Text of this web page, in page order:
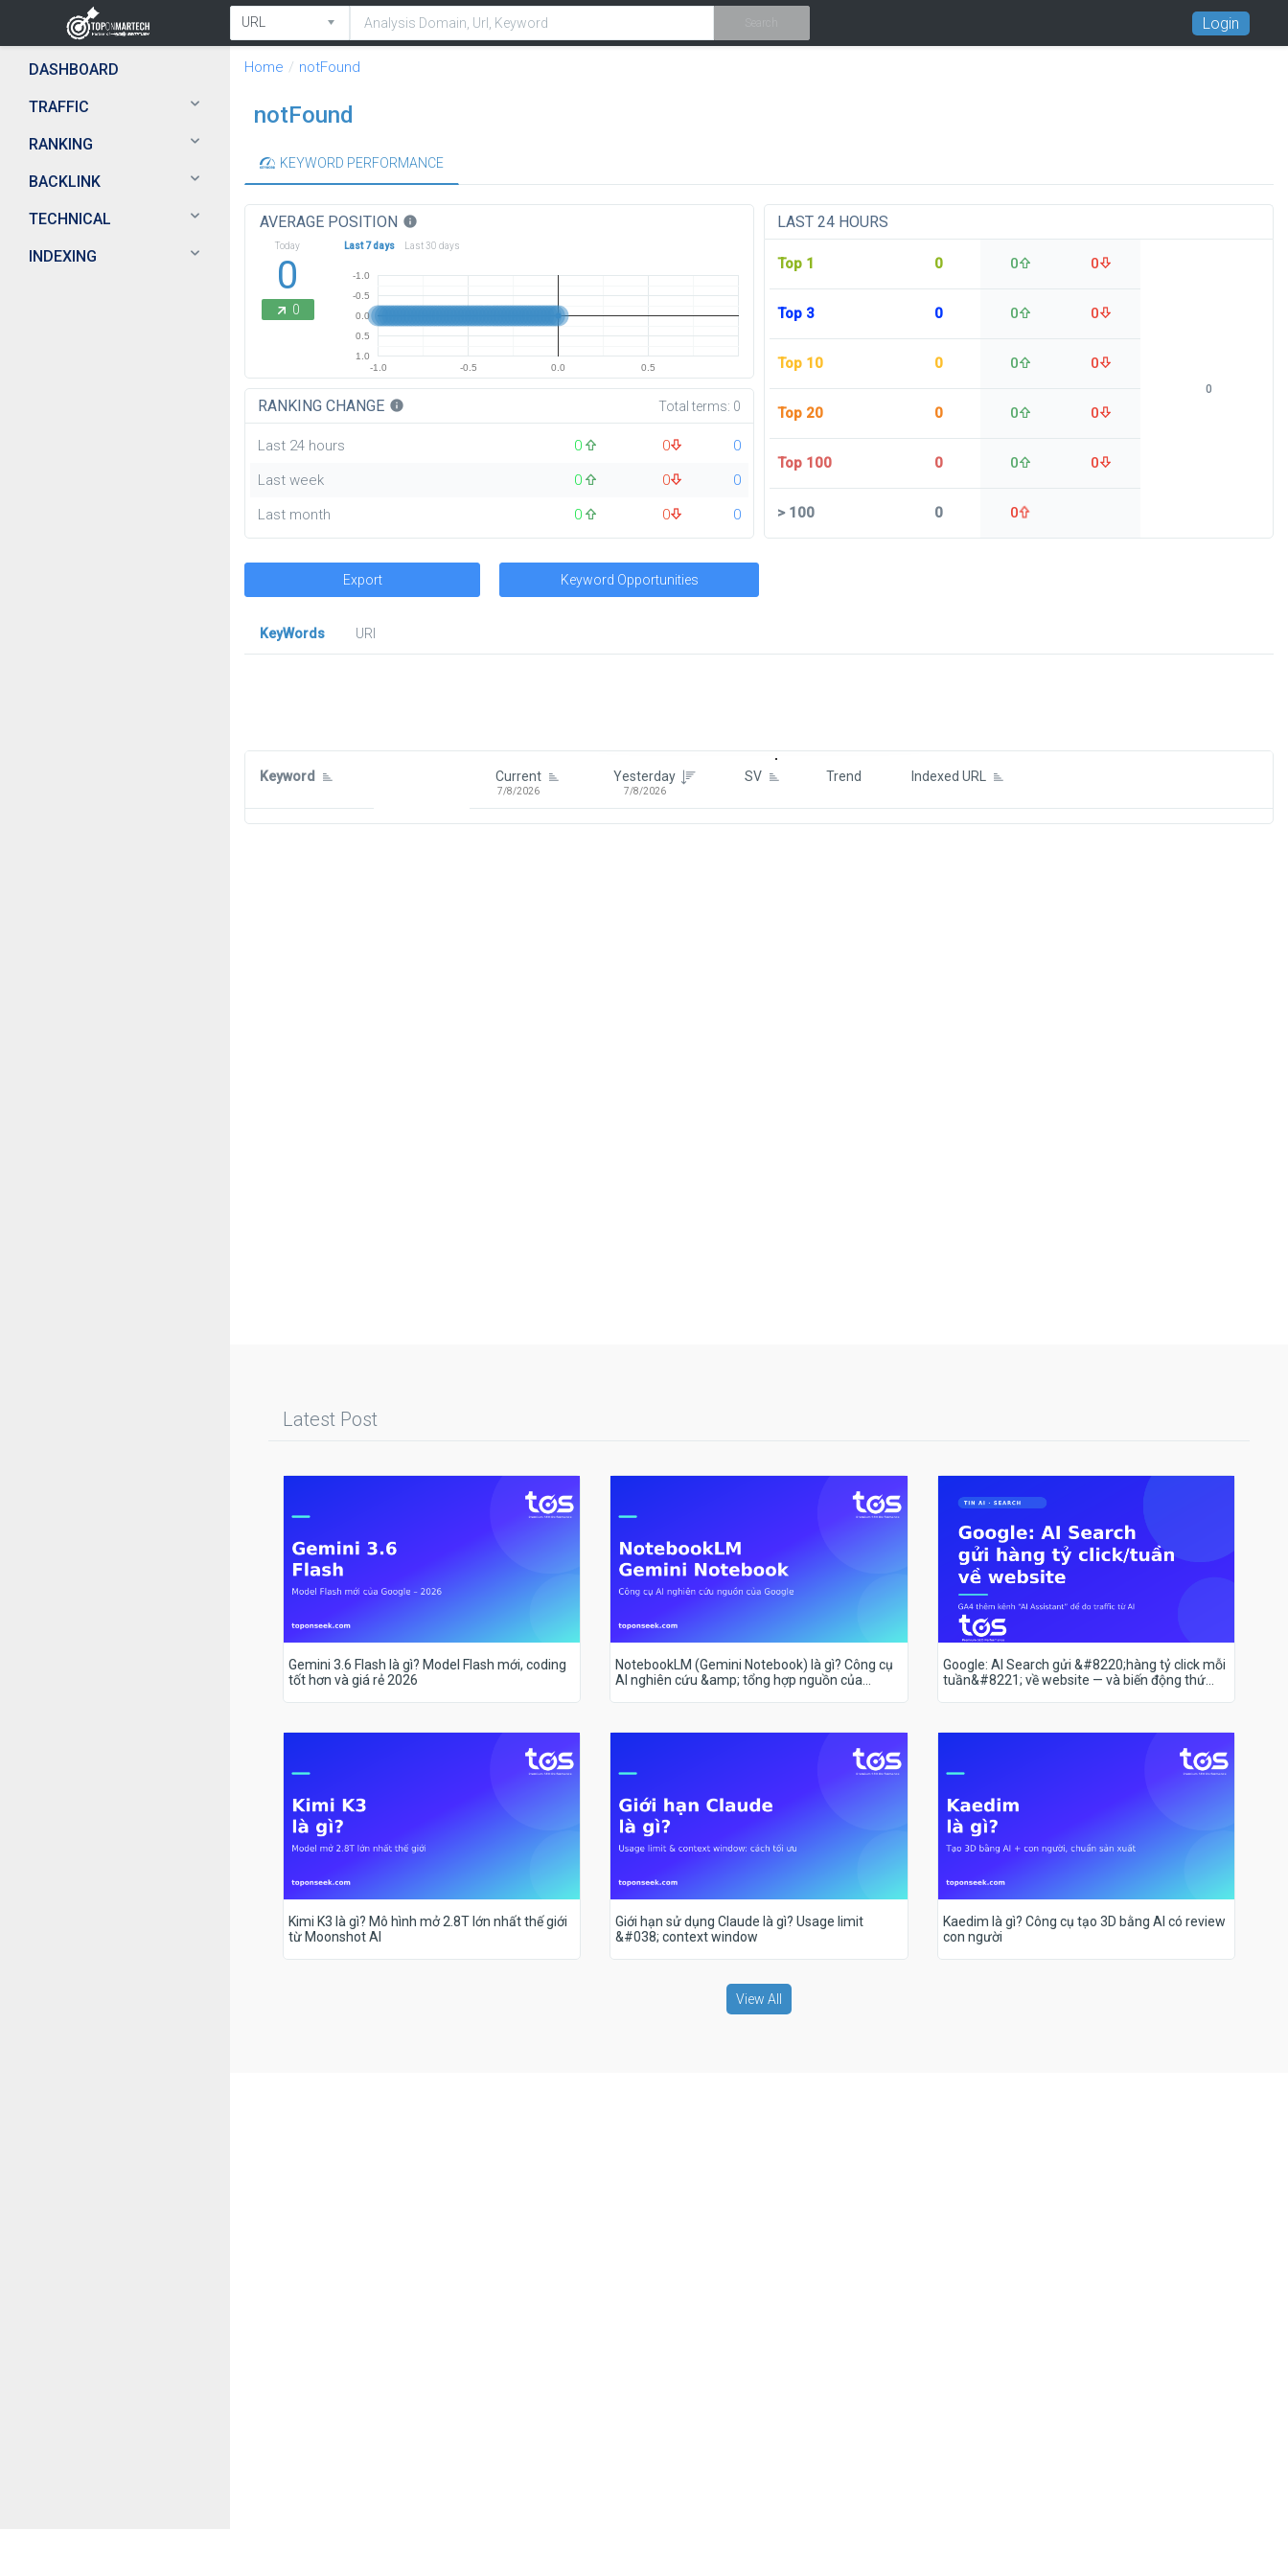
Login
DASHBOARD
TRAFFIC
RANKING
BACKLINK
TECHNICAL
INDEXING
Home notFound
notFound
KEYWORD PERFORMANCE
AVERAGE POSITION info
Today
0
0
Last 7 days Last 30 days
-1.0 -0.5 0.0 0.5
-1.0
-0.5
0.0
0.5
1.0
RANKING CHANGE info Total terms: 0
Last 24 hours 0 0
0
Last week
0 0
0
Last month
0 0 0
LAST 24 HOURS
Top 1 0 0 0
Top 3 0 0 0
Top 10 0 0 0
Top 20 0 0 0
Top 100 0 0 0
>100 0 0
0
Export Keyword Opportunities
KeyWords
URl
Keyword Current
7/8/2026
Yesterday
7/8/2026
SV Trend Indexed URL
Latest Post
Gemini 3.6 Flash là gì? Model Flash mới, coding
tốt hơn và giá rẻ 2026
NotebookLM (Gemini Notebook) là gì? Công cụ
AI nghiên cứu &amp; tổng hợp nguồn của
Google: AI Search gửi &#8220;hàng tỷ click mỗi
tuần&#8221; về website — và biến động thứ
Kimi K3 là gì? Mô hình mở 2.8T lớn nhất thế giới
từ Moonshot AI
Giới hạn sử dụng Claude là gì? Usage limit
&#038; context window
Kaedim là gì? Công cụ tạo 3D bằng AI có review
con người
View All